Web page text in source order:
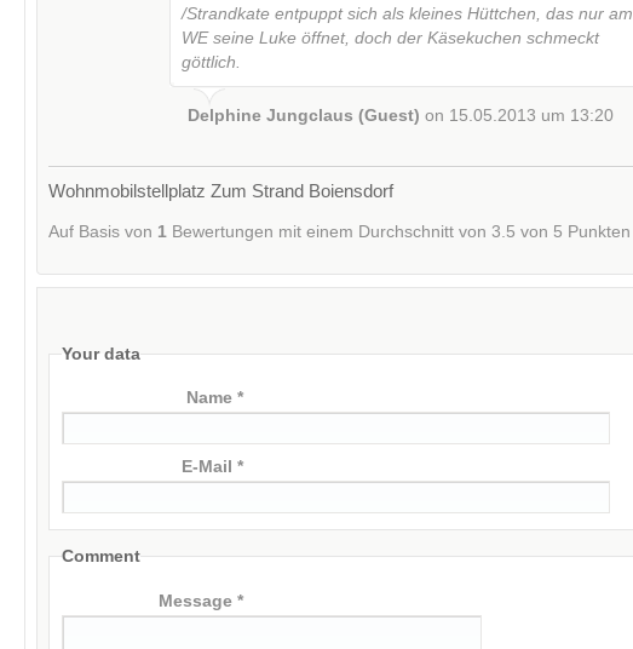
/Strandkate entpuppt sich als kleines Hüttchen, das nur am
WE seine Luke öffnet, doch der Käsekuchen schmeckt
göttlich.
Delphine Jungclaus (Guest) on 15.05.2013 um 13:20
Wohnmobilstellplatz Zum Strand Boiensdorf
Auf Basis von 1 Bewertungen mit einem Durchschnitt von 3.5 von 5 Punkten
Your data
Name *
E-Mail *
Comment
Message *